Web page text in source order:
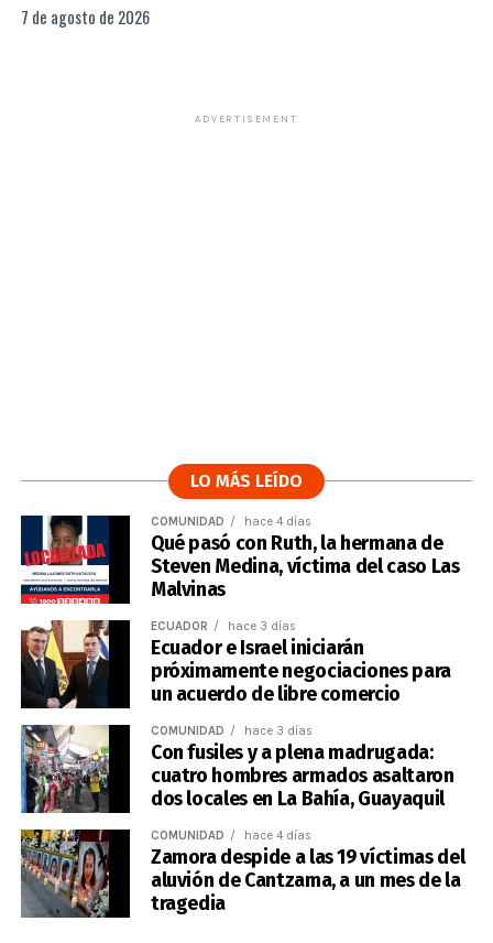
7 de agosto de 2026
ADVERTISEMENT
LO MÁS LEÍDO
COMUNIDAD hace 4 días
Qué pasó con Ruth, la hermana de
Steven Medina, víctima del caso Las
Malvinas
ECUADOR hace 3 días
Ecuador e Israel iniciarán
próximamente negociaciones para
un acuerdo de libre comercio
COMUNIDAD hace 3 días
Con fusiles y a plena madrugada:
cuatro hombres armados asaltaron
dos locales en La Bahía, Guayaquil
COMUNIDAD hace 4 días
Zamora despide a las 19 víctimas del
aluvión de Cantzama, a un mes de la
tragedia